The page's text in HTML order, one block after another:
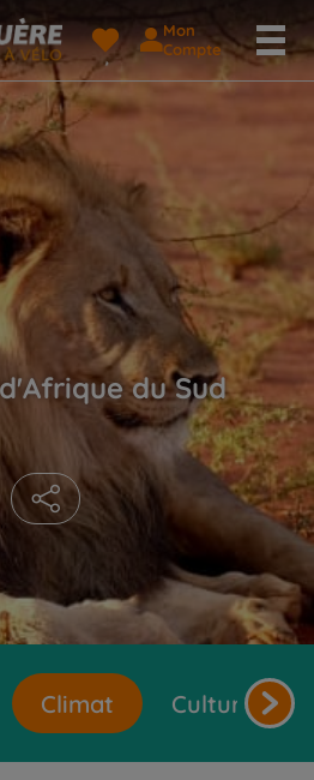
Mon
Compte
du Sud
Climat Cultures et